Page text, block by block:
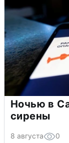
Ночью в
сирены
8 августа 0